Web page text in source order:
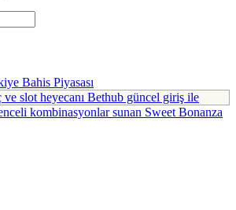
Bahis Piyasası
slot heyecanı Bethub güncel giriş ile
kombinasyonlar sunan Sweet Bonanza